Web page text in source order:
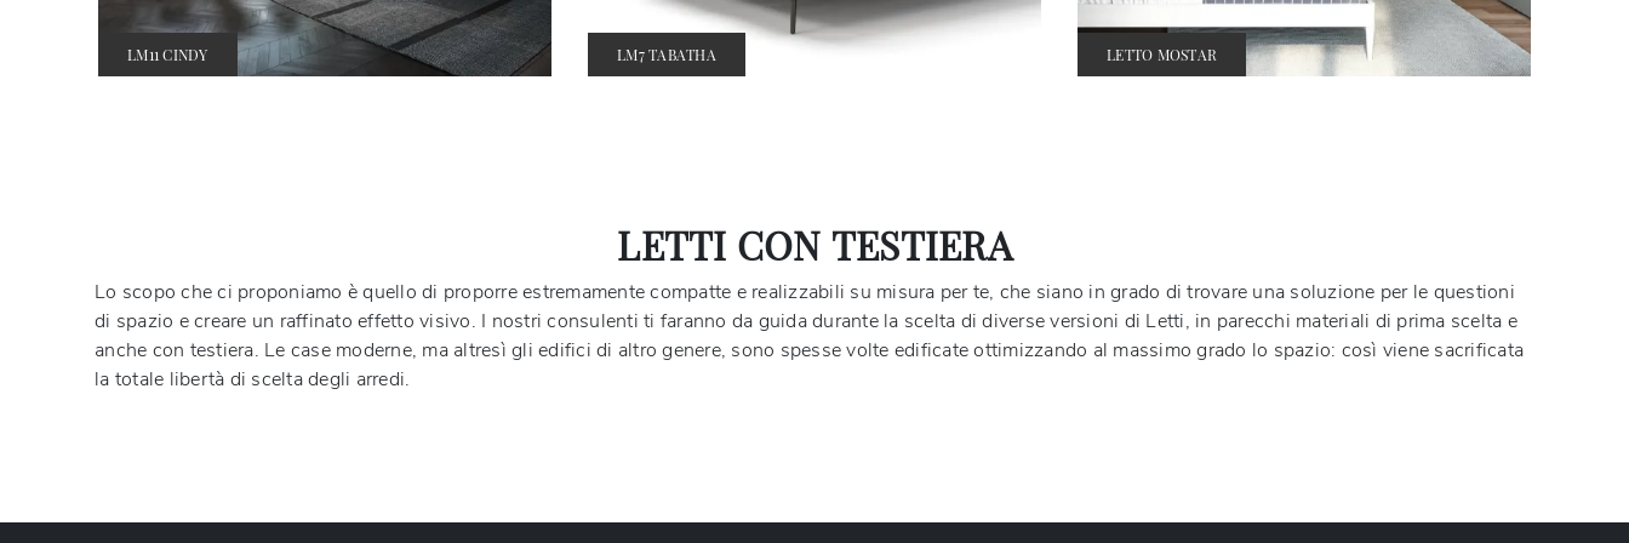
LM11 CINDY LM7 TABATHA LETTO MOSTAR
LETTI CON TESTIERA
Lo scopo che ci proponiamo è quello di proporre estremamente compatte e realizzabili su misura per te, che siano in grado di trovare una soluzione per le questioni
di spazio e creare un raffinato effetto visivo. I nostri consulenti ti faranno da guida durante la scelta di diverse versioni di Letti, in parecchi materiali di prima scelta e
anche con testiera. Le case moderne, ma altresì gli edifici di altro genere, sono spesse volte edificate ottimizzando al massimo grado lo spazio: così viene sacrificata
la totale libertà di scelta degli arredi.